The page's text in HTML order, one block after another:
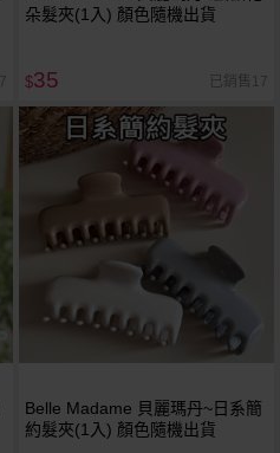
朵髮夾(1入) 顏色隨機出貨
$35 已銷售17
Belle Madame 貝麗瑪丹~日系簡
約髮夾(1入) 顏色隨機出貨